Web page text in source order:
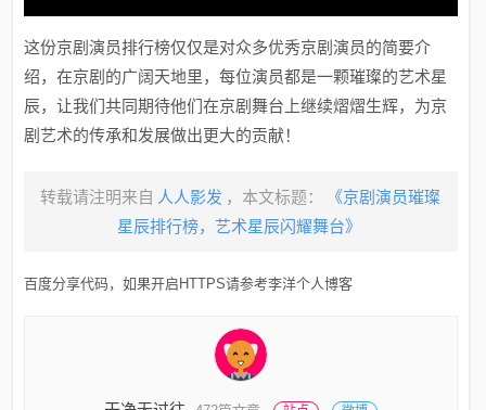
这份京剧演员排行榜仅仅是对众多优秀京剧演员的简要介
绍，在京剧的广阔天地里，每位演员都是一颗璀璨的艺术星
辰，让我们共同期待他们在京剧舞台上继续熠熠生辉，为京
剧艺术的传承和发展做出更大的贡献！
转载请注明来自 人人影发 ，本文标题：
《京剧演员璀璨
星辰排行榜，艺术星辰闪耀舞台》
百度分享代码，如果开启HTTPS请参考李洋个人博客